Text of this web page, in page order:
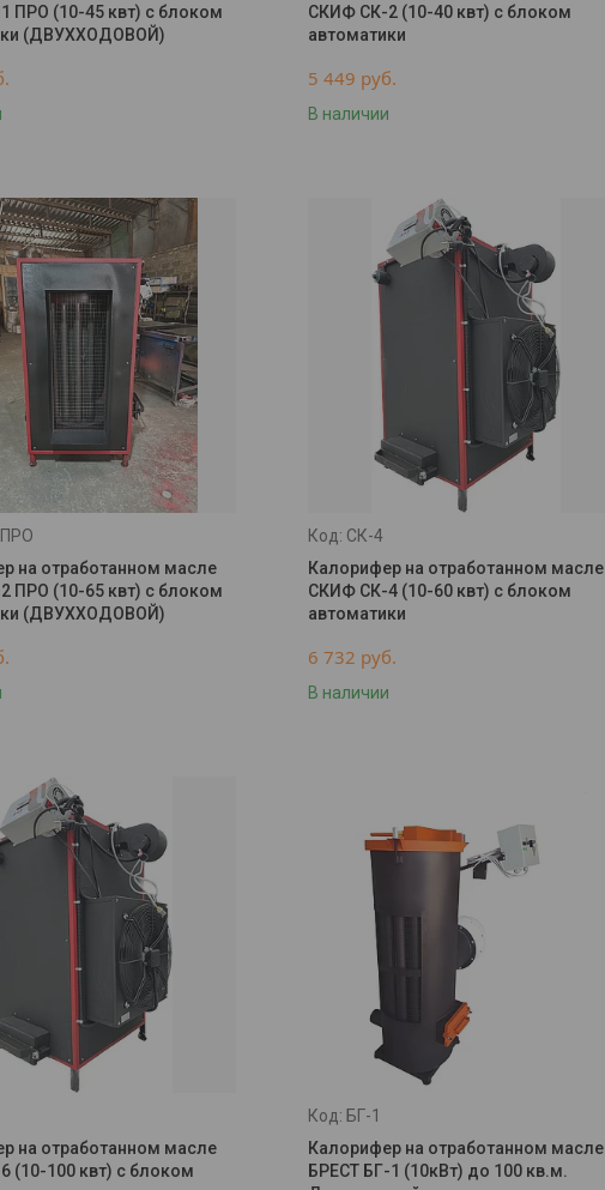
ПРО (10-45 квт) с блоком
(ДВУХХОДОВОЙ)
СКИФ СК-2 (10-40 квт) с блоком
автоматики
5 449 руб.
В наличии
на отработанном масле
ПРО (10-65 квт) с блоком
(ДВУХХОДОВОЙ)
СК-4
Калорифер на отработанном масле
СКИФ СК-4 (10-60 квт) с блоком
автоматики
6 732 руб.
В наличии
на отработанном масле
(10-100 квт) с блоком
БГ-1
Калорифер на отработанном масле
БРЕСТ БГ-1 (10кВт) до 100 кв.м.